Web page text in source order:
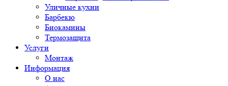
Уличные кухни
Барбекю
Биокамины
Термозащита
Услуги
Монтаж
Информация
О нас